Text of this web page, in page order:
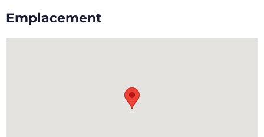
Emplacement